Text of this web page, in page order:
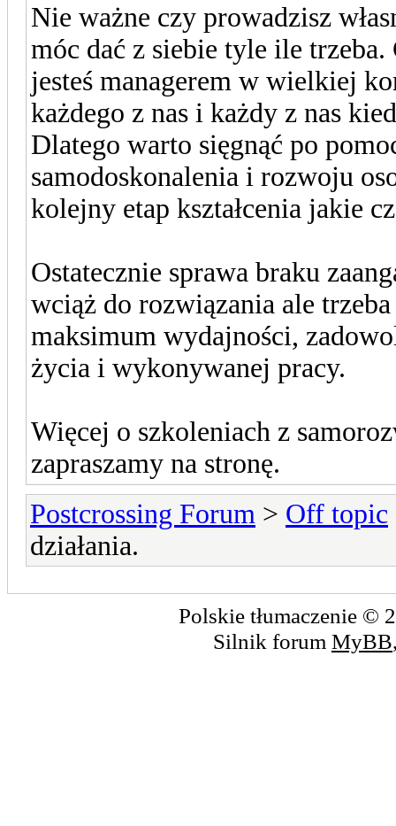
Nie ważne czy prowadzisz
móc dać z siebie tyle ile
jesteś managerem w wielkiej
każdego z nas i każdy z nas
Dlatego warto sięgnąć po
samodoskonalenia i rozwoju
kolejny etap kształcenia jakie
Ostatecznie sprawa braku
wciąż do rozwiązania ale
maksimum wydajności,
życia i wykonywanej pracy.
Więcej o szkoleniach z
zapraszamy na stronę.
Postcrossing Forum > Off topic
działania.
Polskie tłumaczenie ©
Silnik forum MyBB